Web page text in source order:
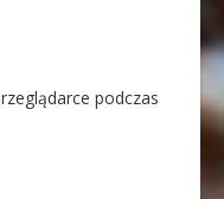
podczas